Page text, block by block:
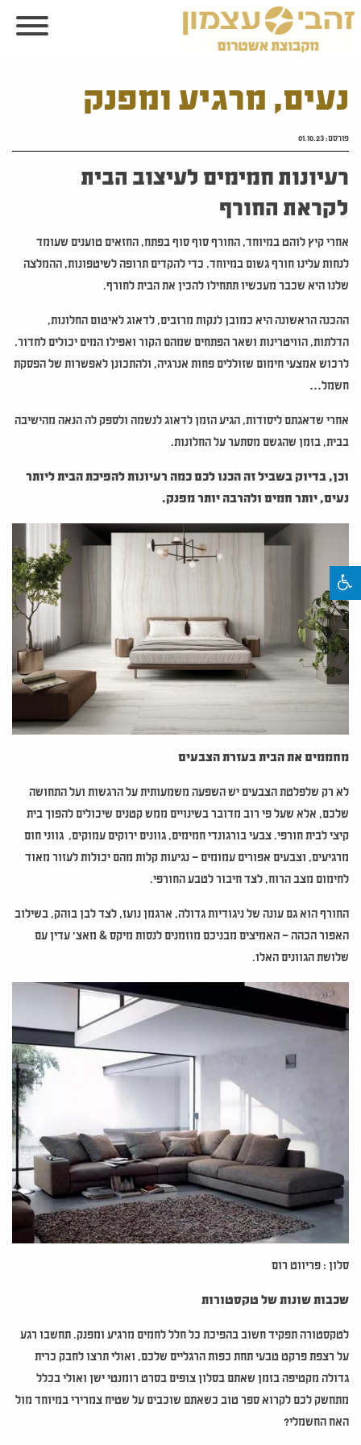
נעים, מרגיע ומפנק
פורסם:01.10.23
רעיונות חמימים לעיצוב הבית
לקראת החורף
אחרי קיץ לוהט במיוחד, החורף סוף סוף בפתח, החזאים טוענים שעומד
לנחות עלינו חורף גשום במיוחד. כדי להקדים תרופה לשיטפונות, ההמלצה
שלנו היא שכבר מעכשיו תתחילו להכין את הבית לחורף.
ההכנה הראשונה היא כמובן לנקות מרזבים, לדאוג לאיטום החלונות,
הדלתות, הוויטרינות ושאר הפתחים שמהם הקור ואפילו המים יכולים לחדור.
לרכוש אמצעי חימום שזוללים פחות אנרגיה, ולהתכונן לאפשרות של הפסקת
חשמל…
אחרי שדאגתם ליסודות, הגיע הזמן לדאוג לנשמה ולספק לה הנאה מהישיבה
בבית, בזמן שהגשם מסתער על החלונות.
וכן, בדיוק בשביל זה הכנו לכם כמה רעיונות להפיכת הבית ליותר
נעים, יותר חמים ולהרבה יותר מפנק.
מחממים את הבית בעזרת הצבעים
לא רק שלפלטת הצבעים יש השפעה משמעותית על הרגשות ועל התחושה
שלכם, אלא שעל פי רוב מדובר בשינויים ממש קטנים שיכולים להפוך בית
קיצי לבית חורפי. צבעי בורגונדי חמימים, גוונים ירוקים עמוקים, גווני חום
מרגיעים, וצבעים אפורים עמומים – נגיעות קלות מהם יכולות לעזור מאוד
לחימום מצב הרוח, לצד חיבור לטבע החורפי.
החורף הוא גם עונה של ניגודיות גדולה, ארגמן נועז, לצד לבן בוהק, בשילוב
האפור הכהה – האמיצים מבניכם מוזמנים לנסות מיקס & מאצ' עדין עם
שלושת הגוונים האלו.
סלון : פריווט רום
שכבות שונות של טקסטורות
לטקסטורה תפקיד חשוב בהפיכת כל חלל לחמים מרגיע ומפנק. תחשבו רגע
על רצפת פרקט טבעי תחת כפות הרגליים שלכם, ואולי תרצו לחבק כרית
גדולה מקטיפה בזמן שאתם בסלון צופים בסרט רומנטי ישן ואולי בכלל
מתחשק לכם לקרוא ספר טוב כשאתם שוכבים על שטיח צמרירי במיוחד מול
האח החשמלי?